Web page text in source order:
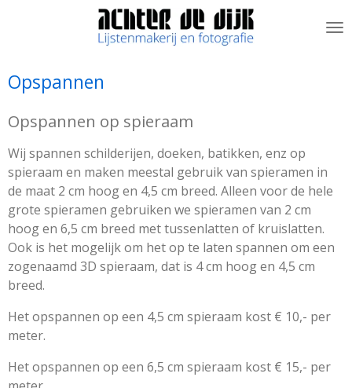
de
hoofdinhoud
Opspannen
Opspannen op spieraam
Wij spannen schilderijen, doeken, batikken, enz op
spieraam en maken meestal gebruik van spieramen in
de maat 2 cm hoog en 4,5 cm breed. Alleen voor de hele
grote spieramen gebruiken we spieramen van 2 cm
hoog en 6,5 cm breed met tussenlatten of kruislatten.
Ook is het mogelijk om het op te laten spannen om een
zogenaamd 3D spieraam, dat is 4 cm hoog en 4,5 cm
breed.
Het opspannen op een 4,5 cm spieraam kost € 10,- per
meter.
Het opspannen op een 6,5 cm spieraam kost € 15,- per